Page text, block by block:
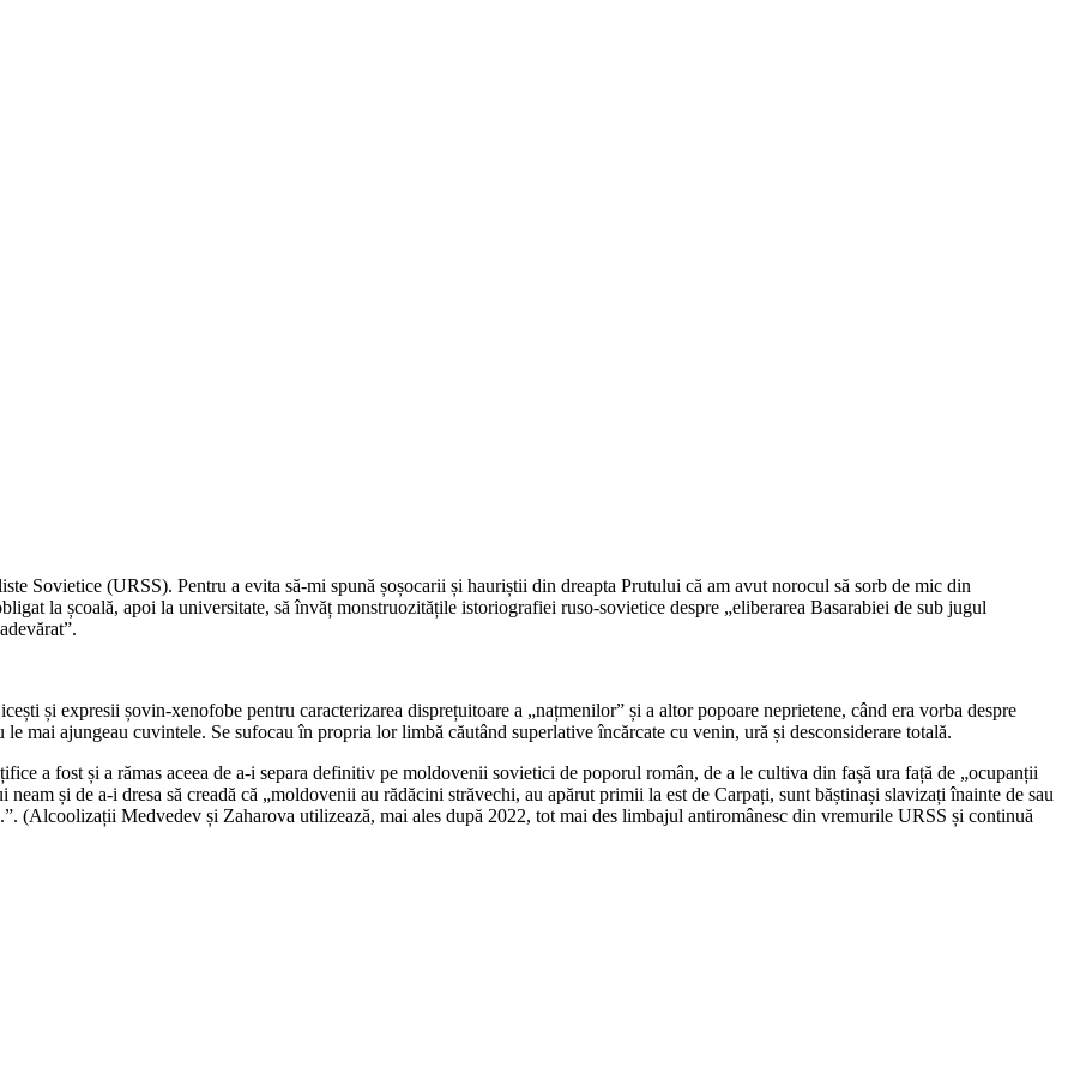
Sovietice (URSS). Pentru a evita să-mi spună șoșocarii și hauriștii din dreapta Prutului că am avut norocul să sorb de mic din
la școală, apoi la universitate, să învăț monstruozitățile istoriografiei ruso-sovietice despre „eliberarea Basarabiei de sub jugul
și expresii șovin-xenofobe pentru caracterizarea disprețuitoare a „națmenilor” și a altor popoare neprietene, când era vorba despre
mai ajungeau cuvintele. Se sufocau în propria lor limbă căutând superlative încărcate cu venin, ură și desconsiderare totală.
a fost și a rămas aceea de a-i separa definitiv pe moldovenii sovietici de poporul român, de a le cultiva din fașă ura față de „ocupanții
și de a-i dresa să creadă că „moldovenii au rădăcini străvechi, au apărut primii la est de Carpați, sunt băștinași slavizați înainte de sau
(Alcoolizații Medvedev și Zaharova utilizează, mai ales după 2022, tot mai des limbajul antiromânesc din vremurile URSS și continuă